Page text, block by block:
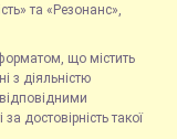
та «Резонанс»,
що містить
з діяльністю
достовірність такої